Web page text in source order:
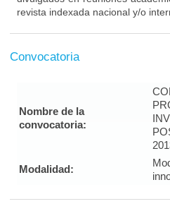
revista indexada nacional y/o
Convocatoria
Nombre de la
convocatoria:
Modalidad: